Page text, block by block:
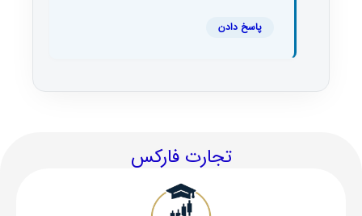
پاسخ دادن
تجارت فارکس